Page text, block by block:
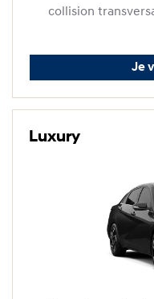
collision
Je
Luxury